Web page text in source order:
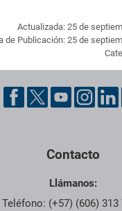
Actualizada: 25 de
de Publicación: 25 de
información de
Contacto
Llámanos:
Teléfono: (+57) (606) 313